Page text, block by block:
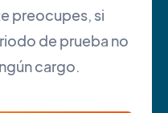
preocupes, si
de prueba no
cargo.